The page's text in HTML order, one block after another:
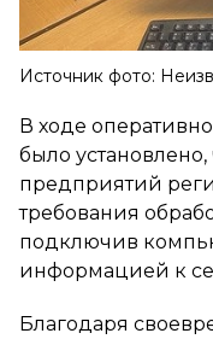
Источник фото:
В ходе
было
предприятий
требования
подключив
информацией к
Благодаря